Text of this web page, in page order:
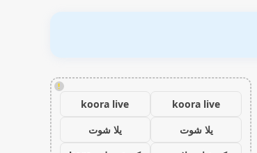
!
koora live
koora live
يلا شوت
يلا شوت